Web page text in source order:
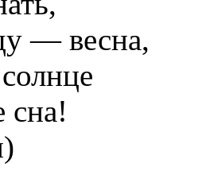
— весна,
сна!